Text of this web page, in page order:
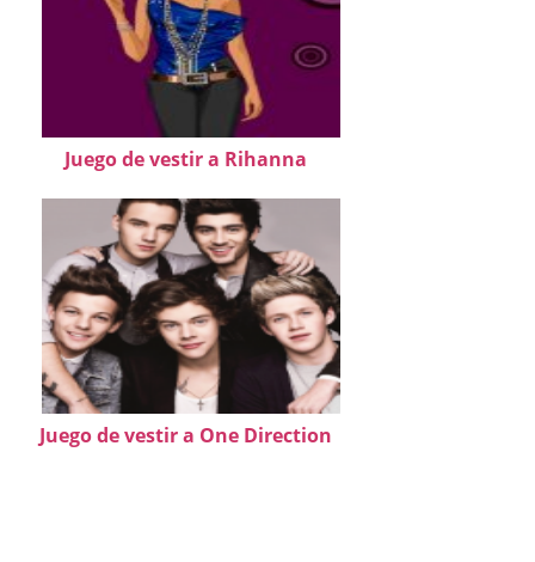
Juego de vestir a Rihanna
Juego de vestir a One Direction